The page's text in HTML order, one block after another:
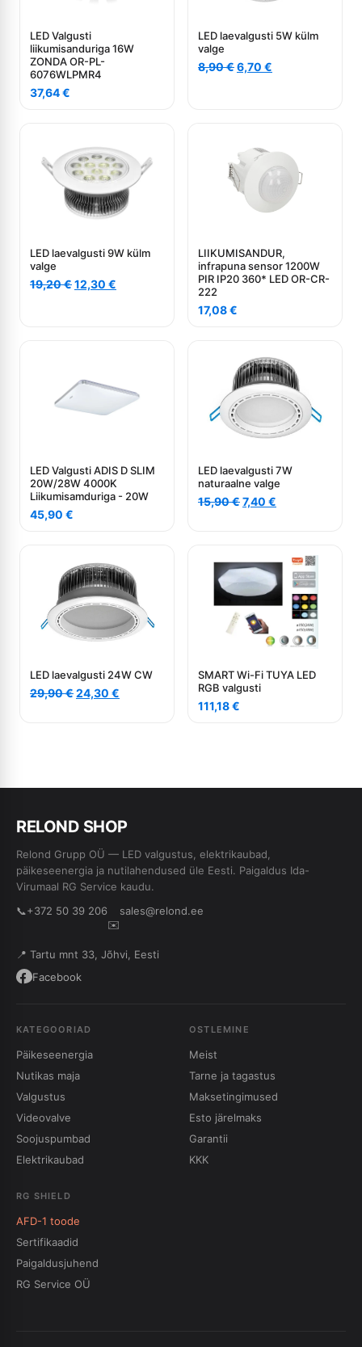
LED Valgusti
liikumisanduriga 16W
ZONDA OR-PL-
6076WLPMR4
37,64€
LED laevalgusti 5W külm
valge
8,90€Algne
6,70 €
LED laevalgusti 9W külm
valge
19,20€Algne
12,30 €
LIIKUMISANDUR,
infrapuna sensor 1200W
PIR IP20 360* LED OR-CR-
222
17,08€
LED Valgusti ADIS D SLIM
20W/28W 4000K
Liikumisamduriga - 20W
45,90 €
LED laevalgusti 7W
naturaalne valge
15,90€Algne
7,40 €
LED laevalgusti 24W CW
29,90€Algne
24,30 €
SMART Wi-Fi TUYA LED
RGB valgusti
111,18€
RELOND SHOP
Relond Grupp OÜ — LED valgustus, elektrikaubad,
päikeseenergia ja nutilahendused üle Eesti. Paigaldus Ida-
Virumaal RG Service kaudu.
📞+372 50 39 206
✉️
sales@relond.ee
📍 Tartu mnt 33, Jõhvi, Eesti
Facebook
KATEGOORIAD
Päikeseenergia
Nutikas maja
Valgustus
Videovalve
Soojuspumbad
Elektrikaubad
OSTLEMINE
Meist
Tarne ja tagastus
Maksetingimused
Esto järelmaks
Garantii
KKK
RG SHIELD
AFD-1 toode
Sertifikaadid
Paigaldusjuhend
RG Service OÜ